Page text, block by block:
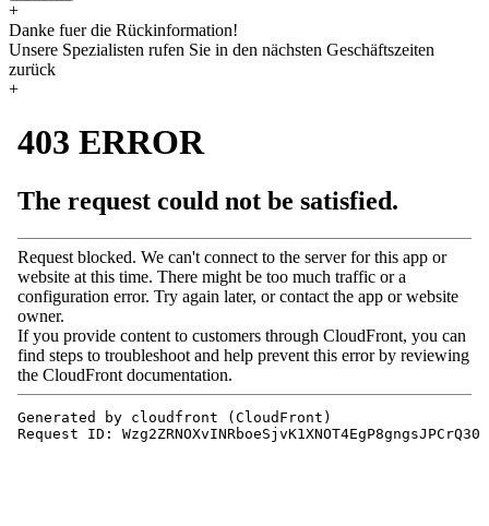
+
Danke fuer die Rückinformation!
Unsere Spezialisten rufen Sie in den nächsten Geschäftszeiten
zurück
+